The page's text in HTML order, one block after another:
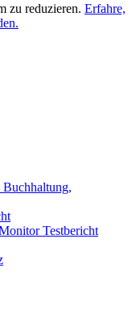
zu reduzieren. Erfahre,
Testbericht